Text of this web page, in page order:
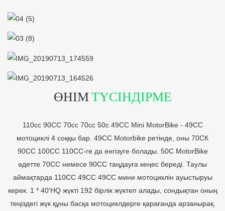
ӨНІМТҮСІНДІРМЕ
110cc 90CC 70cc 70cc 50c 49CC Mini MotorBike - 49CC
мотоциклі 4 соққы бар. 49CC Motorbike ретінде, оны 70СК
90CC 100CC 110CC-ге да енгізуге болады. 50C MotorBike
әдетте 70CC немесе 90CC таңдауға кеңес береді. Таулы
аймақтарда 110CC 49CC 49CC мини мотоциклін ауыстыруы
керек. 1 * 40'HQ жүкті 192 бірлік жүктеп алады, сондықтан оның
теңіздегі жүк құны басқа мотоциклдерге қарағанда арзанырақ.